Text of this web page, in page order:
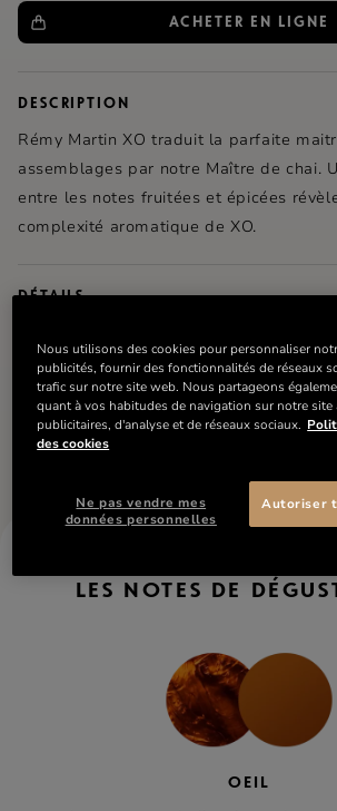
ACHETER EN LIGNE
DESCRIPTION
Rémy Martin XO traduit la parfaite
assemblages par notre Maître de chai.
entre les notes fruitées et épicées
complexité aromatique de XO.
DÉTAILS
INGRÉDIENTS
Informations nutritionnelles
LES NOTES DE
OEIL
Nous utilisons des cookies pour personnaliser
publicités, fournir des fonctionnalités de réseaux
trafic sur notre site web. Nous partageons
quant à vos habitudes de navigation sur notre site
publicitaires, d'analyse et de réseaux sociaux.
des cookies
Ne pas vendre mes
données personnelles
Autoriser